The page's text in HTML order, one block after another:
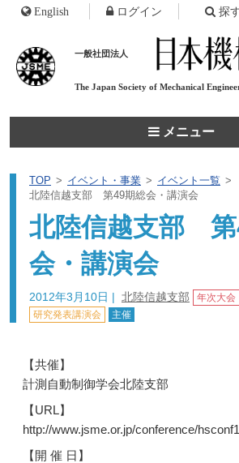
一般社団法人
The Japan Society of Mechanical
メニュー
English ログイン 探
TOP イベント・事業
イベント一覧
北陸信越支部 第49期総会・講演会
北陸信越支部 第
会・講演会
2012年3月10日 | 北陸信越支部
年次大会
研究発表講演会
主催
【共催】
計測自動制御学会北陸支部
【URL】
http://www.jsme.or.jp/conference/
【開 催 日】